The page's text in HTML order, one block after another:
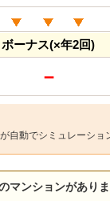
ボーナス(×年2回)
－
自動でシミュレーショ
マンションがありま